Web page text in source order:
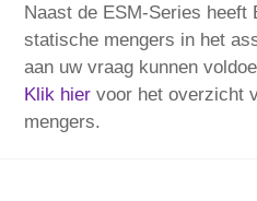
Naast de ESM-Series heeft
statische mengers in het
aan uw vraag kunnen
Klik hier voor het overzicht
mengers.